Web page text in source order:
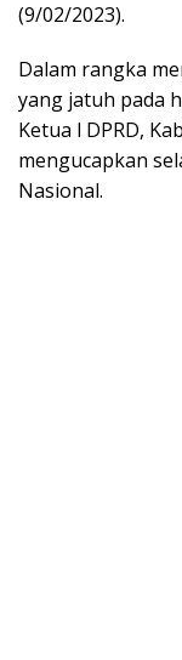
(9/02/2023).
Dalam rangka
yang jatuh pada
Ketua l DPRD,
mengucapkan
Nasional.